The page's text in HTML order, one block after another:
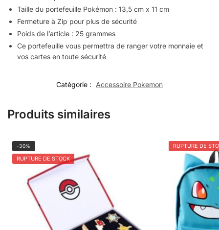
Taille du portefeuille Pokémon : 13,5 cm x 11 cm
Fermeture à Zip pour plus de sécurité
Poids de l’article : 25 grammes
Ce portefeuille vous permettra de ranger votre monnaie et
vos cartes en toute sécurité
Catégorie : Accessoire Pokemon
Produits similaires
-30%
RUPTURE DE STOCK
RUPTURE DE